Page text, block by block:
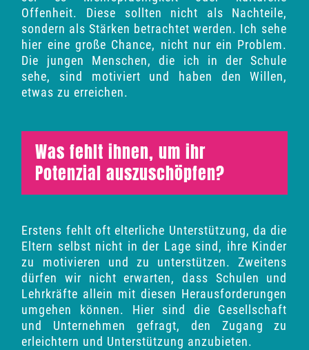
Offenheit. Diese sollten nicht als Nachteile,
sondern als Stärken betrachtet werden. Ich sehe
hier eine große Chance, nicht nur ein Problem.
Die jungen Menschen, die ich in der Schule
sehe, sind motiviert und haben den Willen,
etwas zu erreichen.
Was fehlt ihnen, um ihr
Potenzial auszuschöpfen?
Erstens fehlt oft elterliche Unterstützung, da die
Eltern selbst nicht in der Lage sind, ihre Kinder
zu motivieren und zu unterstützen. Zweitens
dürfen wir nicht erwarten, dass Schulen und
Lehrkräfte allein mit diesen Herausforderungen
umgehen können. Hier sind die Gesellschaft
und Unternehmen gefragt, den Zugang zu
erleichtern und Unterstützung anzubieten.